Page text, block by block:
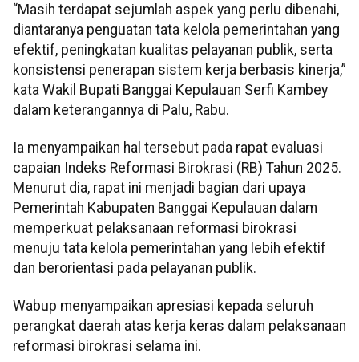
“Masih terdapat sejumlah aspek yang perlu dibenahi,
diantaranya penguatan tata kelola pemerintahan yang
efektif, peningkatan kualitas pelayanan publik, serta
konsistensi penerapan sistem kerja berbasis kinerja,”
kata Wakil Bupati Banggai Kepulauan Serfi Kambey
dalam keterangannya di Palu, Rabu.
Ia menyampaikan hal tersebut pada rapat evaluasi
capaian Indeks Reformasi Birokrasi (RB) Tahun 2025.
Menurut dia, rapat ini menjadi bagian dari upaya
Pemerintah Kabupaten Banggai Kepulauan dalam
memperkuat pelaksanaan reformasi birokrasi
menuju tata kelola pemerintahan yang lebih efektif
dan berorientasi pada pelayanan publik.
Wabup menyampaikan apresiasi kepada seluruh
perangkat daerah atas kerja keras dalam pelaksanaan
reformasi birokrasi selama ini.